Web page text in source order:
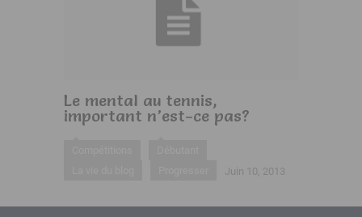
Le mental au tennis,
important n’est-ce pas?
Juin 10, 2013